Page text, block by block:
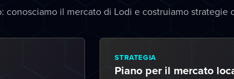
conosciamo il mercato di Lodi e costruiamo strategie
STRATEGIA
Piano per il mercato